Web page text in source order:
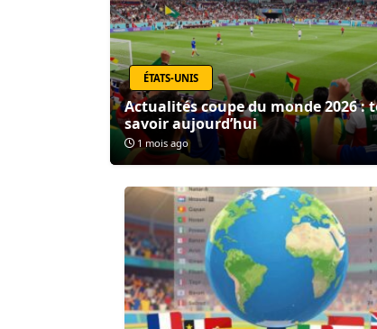
ÉTATS-UNIS
Actualités coupe du monde 2026 :
savoir aujourd’hui
1 mois ago